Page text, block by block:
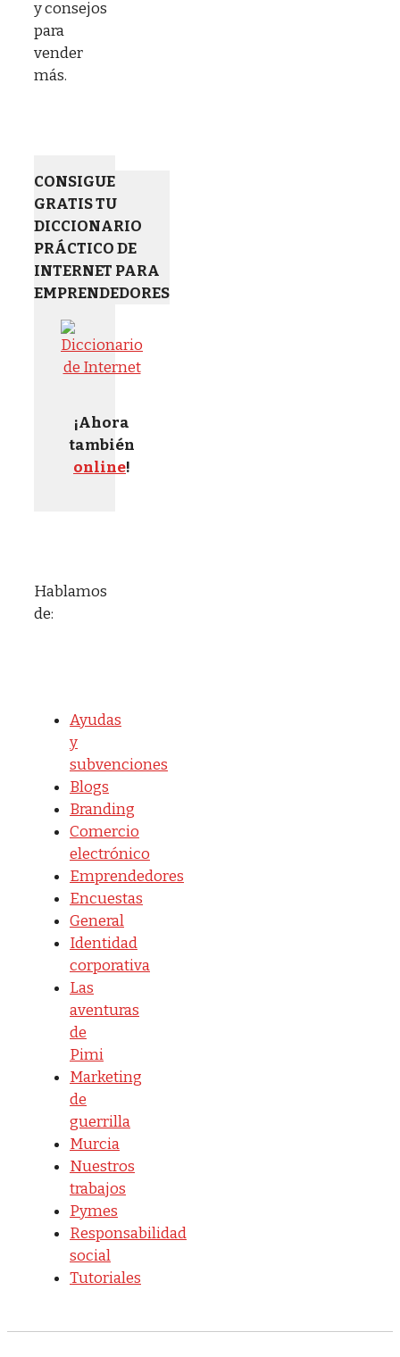
y consejos
para
vender
más.
CONSIGUE
GRATIS TU
DICCIONARIO
PRÁCTICO DE
INTERNET PARA
EMPRENDEDORES
¡Ahora
también
online!
Hablamos
de:
Ayudas
y
subvenciones
Blogs
Branding
Comercio
electrónico
Emprendedores
Encuestas
General
Identidad
corporativa
Las
aventuras
de
Pimi
Marketing
de
guerrilla
Murcia
Nuestros
trabajos
Pymes
Responsabilidad
social
Tutoriales